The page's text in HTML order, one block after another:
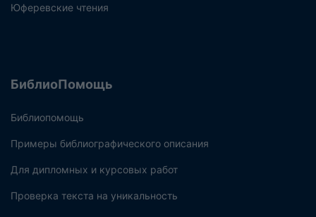
Юферевские чтения
БиблиоПомощь
Библиопомощь
Примеры библиографического описания
Для дипломных и курсовых работ
Проверка текста на уникальность